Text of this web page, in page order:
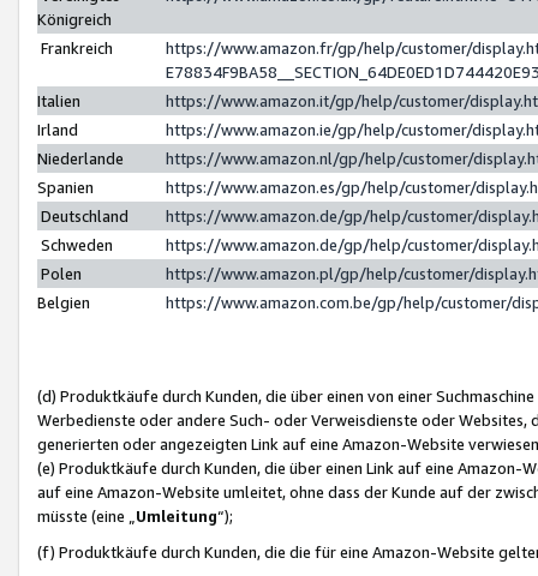
Königreich
Frankreich
https://www.amazon.fr/gp/help/customer/
Italien
https://www.amazon.it/gp/help/customer/
Irland
https://www.amazon.ie/gp/help/customer/
Niederlande
https://www.amazon.nl/gp/help/customer/
Spanien
https://www.amazon.es/gp/help/customer/
Deutschland
https://www.amazon.de/gp/help/customer/
Schweden
https://www.amazon.de/gp/help/customer/
Polen
https://www.amazon.pl/gp/help/customer/
Belgien
https://www.amazon.com.be/gp/help/customer/
(d) Produktkäufe durch Kunden, die über einen von einer
Werbedienste oder andere Such- oder Verweisdienste oder Websites,
generierten oder angezeigten Link auf eine Amazon-Website
(e) Produktkäufe durch Kunden, die über einen Link auf eine
auf eine Amazon-Website umleitet, ohne dass der Kunde auf der
müsste (eine „ Umleitung“);
(f) Produktkäufe durch Kunden, die die für eine Amazon-Website